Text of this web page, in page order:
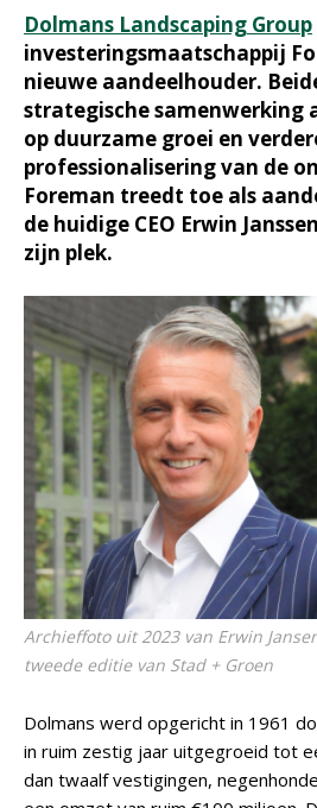
Dolmans Landscaping Group
investeringsmaatschappij
nieuwe aandeelhouder.
strategische samenwerking
op duurzame groei en
professionalisering van de
Foreman treedt toe als
de huidige CEO Erwin
zijn plek.
Archieffoto uit 2023 van Erwin
tweede editie van Stad + Groen
Dolmans werd opgericht in 1961
in ruim zestig jaar uitgegroeid tot
dan twaalf vestigingen,